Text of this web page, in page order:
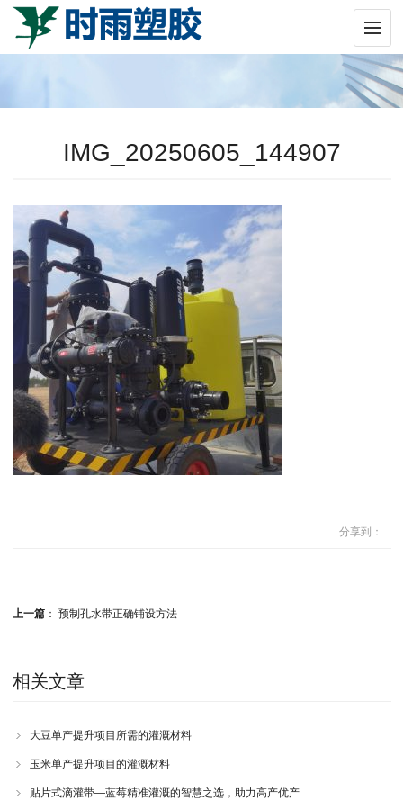
IMG_20250605_144907
分享到：
上一篇： 预制孔水带正确铺设方法
相关文章
大豆单产提升项目所需的灌溉材料
玉米单产提升项目的灌溉材料
贴片式滴灌带—蓝莓精准灌溉的智慧之选，助力高产优产